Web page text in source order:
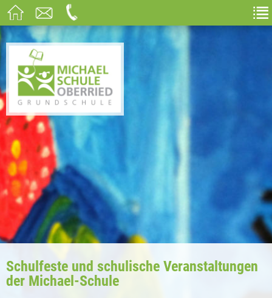
Schulfeste und schulische Veranstaltungen
der Michael-Schule